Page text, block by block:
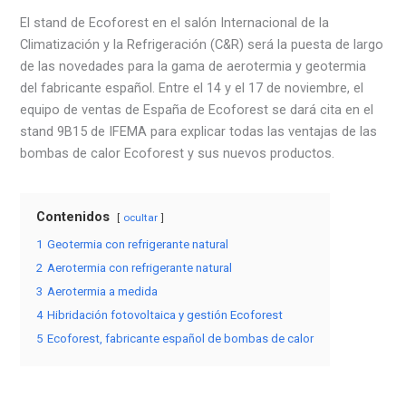
El stand de Ecoforest en el salón Internacional de la
Climatización y la Refrigeración (C&R) será la puesta de largo
de las novedades para la gama de aerotermia y geotermia
del fabricante español. Entre el 14 y el 17 de noviembre, el
equipo de ventas de España de Ecoforest se dará cita en el
stand 9B15 de IFEMA para explicar todas las ventajas de las
bombas de calor Ecoforest y sus nuevos productos.
Contenidos ocultar
1 Geotermia con refrigerante natural
2 Aerotermia con refrigerante natural
3 Aerotermia a medida
4 Hibridación fotovoltaica y gestión Ecoforest
5 Ecoforest, fabricante español de bombas de calor